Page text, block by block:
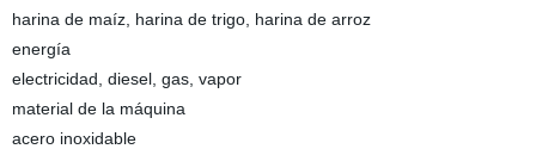
harina de maíz, harina de trigo, harina de arroz
energía
electricidad, diesel, gas, vapor
material de la máquina
acero inoxidable